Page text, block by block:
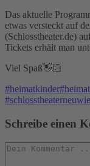
Das aktuelle
etwas versteckt auf
(Schlosstheater.de)
Tickets erhält man
Viel Spaß👋🏻
#heimatkinder
Schreibe einen
Kommentieren